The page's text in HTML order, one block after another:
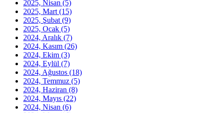
2025, Nisan (5)
2025, Mart (15)
2025, Şubat (9)
2025, Ocak (5)
2024, Aralık (7)
2024, Kasım (26)
2024, Ekim (3)
2024, Eylül (7)
2024, Ağustos (18)
2024, Temmuz (5)
2024, Haziran (8)
2024, Mayıs (22)
2024, Nisan (6)